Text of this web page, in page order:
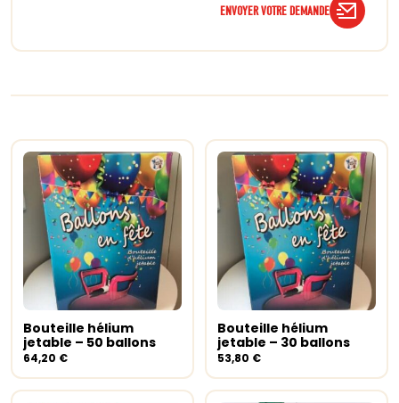
ENVOYER VOTRE DEMANDE
Ajouter au panier
Bouteille hélium
jetable – 50 ballons
64,20 €
Ajouter au panier
Bouteille hélium
jetable – 30 ballons
53,80 €